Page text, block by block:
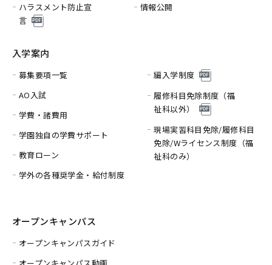
ハラスメント防止宣
言
情報公開
入学案内
募集要項一覧
AO入試
学費・諸費用
学園独自の学費サポート
教育ローン
学外の各種奨学金・給付制度
編入学制度
履修科目免除制度（福
祉科以外）
現場実習科目免除/履修科目
免除/Wライセンス制度（福
祉科のみ）
オープンキャンパス
オープンキャンパスガイド
オープンキャンパス動画